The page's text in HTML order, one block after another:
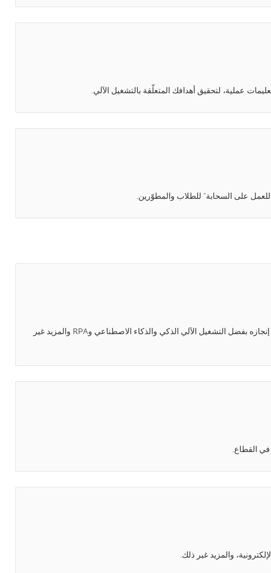
عملية، لتحقيق أهدافك المتعلّقة بالتشغيل الآلي.
تمكّن من مواكبة المتسابقين الأوائل. تفضّل بزيارة مدوّنتنا للحصول على الأخبار والمعلومات المعمّقة حول كل ما يمكنك إنجازه بفضل التشغيل الآلي الذكي والذكاء الاصطناعي وRPA والمزيد غير
في القطاع.
والمزيد غير ذلك.